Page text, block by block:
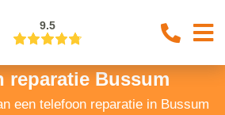
9.5
reparatie Bussum
een telefoon reparatie in Bussum